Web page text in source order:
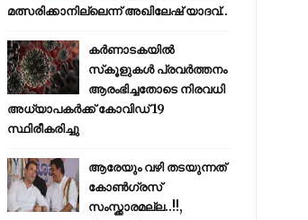
മത്സരിക്കാനില്ലെന്ന് അഖിലേഷ് യാദവ്..
കര്‍ണാടകയില്‍
സ്‌കൂളുകള്‍ പ്രവര്‍ത്തനം
ആരംഭിച്ചതോടെ നിരവധി
അധ്യാപകര്‍ക്ക് കോവിഡ് 19
സ്ഥിരീകരിച്ചു
ആരേയും വഴി തടയുന്നത്
കോണ്‍ഗ്രസ്
സംസ്ക്കാരമല്ല..!!,